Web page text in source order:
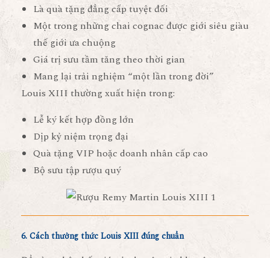
Là quà tặng đẳng cấp tuyệt đối
Một trong những chai cognac được giới siêu giàu
thế giới ưa chuộng
Giá trị sưu tầm tăng theo thời gian
Mang lại trải nghiệm “một lần trong đời”
Louis XIII thường xuất hiện trong:
Lễ ký kết hợp đồng lớn
Dịp kỷ niệm trọng đại
Quà tặng VIP hoặc doanh nhân cấp cao
Bộ sưu tập rượu quý
6. Cách thưởng thức Louis XIII đúng chuẩn